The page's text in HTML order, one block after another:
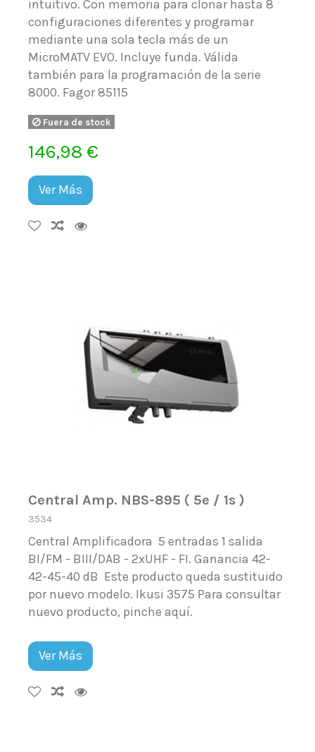
intuitivo. Con memoria para clonar hasta 8
configuraciones diferentes y programar
mediante una sola tecla más de un
MicroMATV EVO. Incluye funda. Válida
también para la programación de la serie
8000. Fagor 85115
Fuera de stock
146,98 €
Ver Más
Central Amp. NBS-895 ( 5e / 1s )
3534
Central Amplificadora 5 entradas 1 salida
BI/FM - BIII/DAB - 2xUHF - FI. Ganancia 42-
42-45-40 dB Este producto queda sustituido
por nuevo modelo. Ikusi 3575 Para consultar
nuevo producto, pinche aquí.
Ver Más